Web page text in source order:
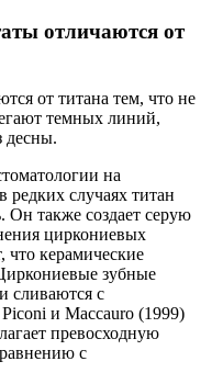
отличаются от
от титана тем, что не
темных линий,
десны.
на
редких случаях титан
Он также создает серую
циркониевых
что керамические
зубные
сливаются с
и Maccauro (1999)
превосходную
с